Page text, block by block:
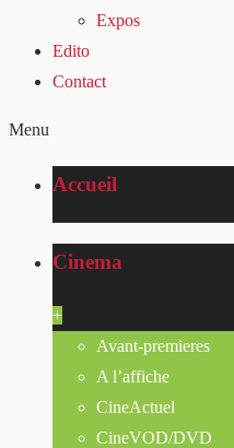
Expos
Edito
Contact
Menu
Accueil
Cinema
+
Avant-premieres
A l’affiche
CineActuel
CineVOD/DVD